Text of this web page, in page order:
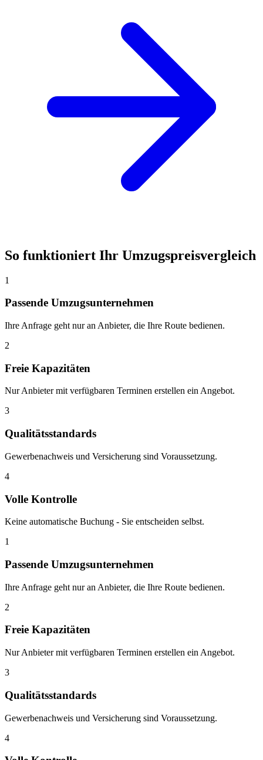
So funktioniert Ihr Umzugspreisvergleich
1
Passende Umzugsunternehmen
Ihre Anfrage geht nur an Anbieter, die Ihre Route bedienen.
2
Freie Kapazitäten
Nur Anbieter mit verfügbaren Terminen erstellen ein Angebot.
3
Qualitätsstandards
Gewerbenachweis und Versicherung sind Voraussetzung.
4
Volle Kontrolle
Keine automatische Buchung - Sie entscheiden selbst.
1
Passende Umzugsunternehmen
Ihre Anfrage geht nur an Anbieter, die Ihre Route bedienen.
2
Freie Kapazitäten
Nur Anbieter mit verfügbaren Terminen erstellen ein Angebot.
3
Qualitätsstandards
Gewerbenachweis und Versicherung sind Voraussetzung.
4